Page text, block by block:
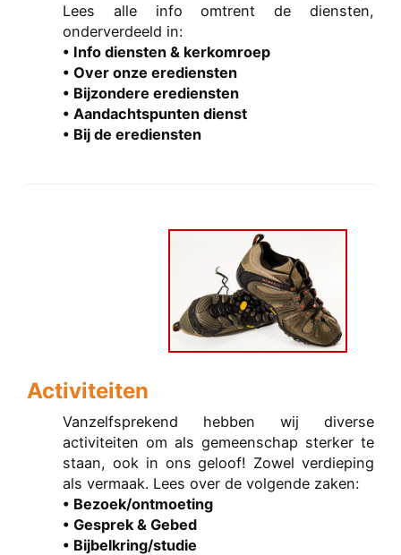
Lees alle info omtrent de diensten,
onderverdeeld in:
• Info diensten & kerkomroep
• Over onze erediensten
• Bijzondere erediensten
• Aandachtspunten dienst
• Bij de erediensten
Activiteiten
Vanzelfsprekend hebben wij diverse
activiteiten om als gemeenschap sterker te
staan, ook in ons geloof! Zowel verdieping
als vermaak. Lees over de volgende zaken:
• Bezoek/ontmoeting
• Gesprek & Gebed
• Bijbelkring/studie